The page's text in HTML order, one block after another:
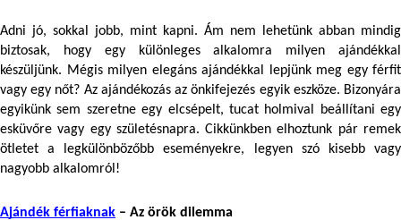
Adni jó, sokkal jobb, mint kapni. Ám nem lehetünk abban mindig
biztosak, hogy egy különleges alkalomra milyen ajándékkal
készüljünk. Mégis milyen elegáns ajándékkal lepjünk meg egy férfit
vagy egy nőt? Az ajándékozás az önkifejezés egyik eszköze. Bizonyára
egyikünk sem szeretne egy elcsépelt, tucat holmival beállítani egy
esküvőre vagy egy születésnapra. Cikkünkben elhoztunk pár remek
ötletet a legkülönbözőbb eseményekre, legyen szó kisebb vagy
nagyobb alkalomról!
Ajándék férfiaknak – Az örök dilemma